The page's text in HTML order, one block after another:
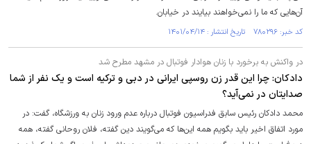
آن‌هایی که ما را نمی‌خواهند بیایند در خیابان.
کد خبر: ۷۸۰۲۹۶ تاریخ انتشار : ۱۴۰۱/۰۴/۱۴
در واکنش به برخورد با زنان هوادار فوتبال در مشهد مطرح شد
دادکان: چرا این قدر زن روسپی ایرانی در دبی و ترکیه است و یک نفر از شما
صدایتان در نمی‌آید؟
محمد دادکان رئیس سابق فدراسیون فوتبال درباره عدم ورود زنان به ورزشگاه، گفت: در
مورد اتفاق اخیر باید بگویم همه این‌ها که می‌گویند دین گفته، فلان روحانی گفته، همه